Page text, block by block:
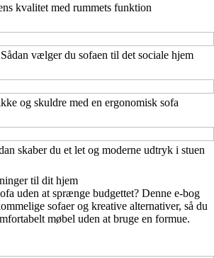
kvalitet med rummets funktion
vælger du sofaen til det sociale hjem
og skuldre med en ergonomisk sofa
skaber du et let og moderne udtryk i stuen
til dit hjem
uden at sprænge budgettet? Denne e-bog
sofaer og kreative alternativer, så du
møbel uden at bruge en formue.